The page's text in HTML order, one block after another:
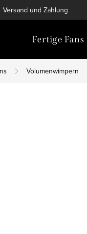
Versand und Zahlung
Fertige Fans
Volumenwimpern